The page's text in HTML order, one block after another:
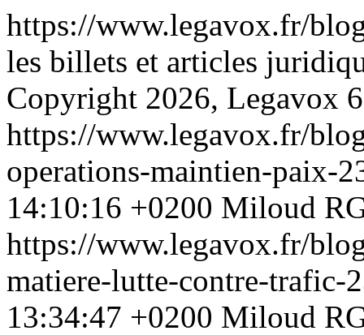
https://www.legavox.fr/
les billets et articles
Copyright 2026, Legavox
https://www.legavox.fr/
operations-maintien-paix-
14:10:16 +0200 Miloud
https://www.legavox.fr/
matiere-lutte-contre-trafic-
13:34:47 +0200 Miloud